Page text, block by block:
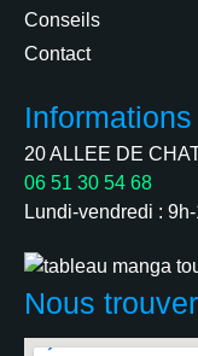
Conseils
Contact
20 ALLEE DE
06 51 30 54 68
Lundi-vendredi :
Nous trouver